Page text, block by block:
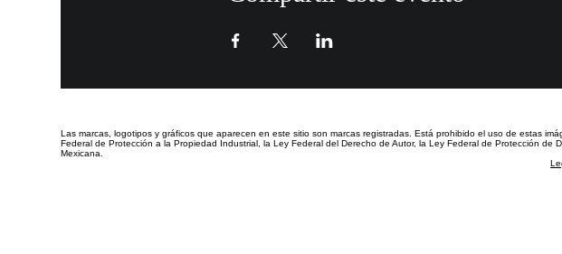
Las marcas, logotipos y gráficos que aparecen en este sitio son marcas registradas. Está prohibido el uso de estas
Federal de Protección a la Propiedad Industrial, la Ley Federal del Derecho de Autor, la Ley Federal de Protección
Mexicana.